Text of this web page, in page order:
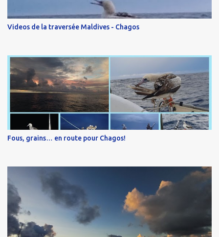
Videos de la traversée Maldives - Chagos
Fous, grains… en route pour Chagos!